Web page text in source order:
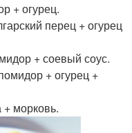
+ огурец.
перец + огурец
+ соевый соус.
+ огурец +
морковь.